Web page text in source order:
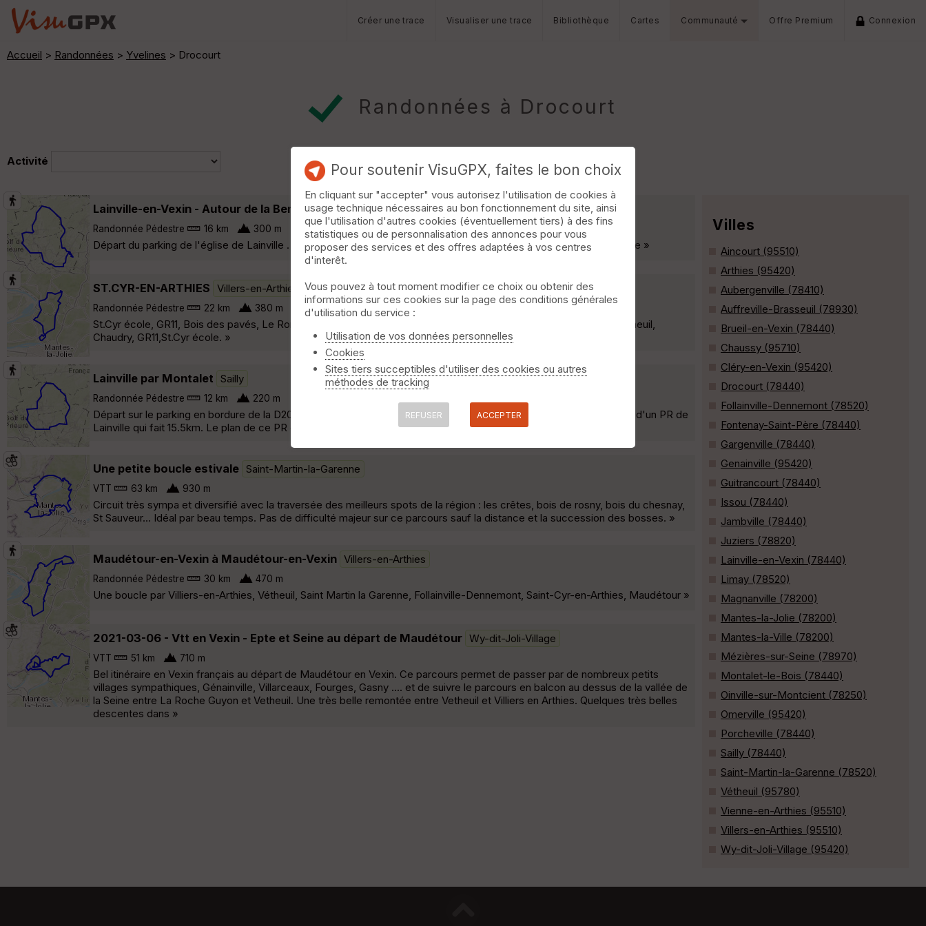
Créer une trace Visualiser une trace Bibliothèque Cartes Communauté Offre Premium Connexion
Accueil > Randonnées > Yvelines > Drocourt
Randonnées à Drocourt
Activité
Lainville-en-Vexin - Autour de la Bernon Sailly
Randonnée Pédestre 16 km 300 m
Départ du parking de l'église de Lainville . Randonnée de 16 km en en boucle en passant par le château de Jambville »
ST.CYR-EN-ARTHIES Villers-en-Arthies
Randonnée Pédestre 22 km 380 m
St.Cyr école, GR11, Bois des pavés, Le Rond-Point, GR2, Follainville, Bois Des Hauts de Dennemont,Follainville, Vétheuil,
Chaudry, GR11,St.Cyr école. »
Lainville par Montalet Sailly
Randonnée Pédestre 12 km 220 m
Départ sur le parking en bordure de la D205, en face de l'école primaire. Ce circuit est une version courte (11.6km) d'un PR de
Lainville qui fait 15.5km. Le plan de ce PR est affiché sur le parking de départ »
Une petite boucle estivale Saint-Martin-la-Garenne
VTT 63 km 930 m
Circuit très sympa et diversifié avec la traversée des meilleurs spots de la région : les crêtes, bois de rosny, bois du chesnay,
St Sauveur... Idéal par beau temps. Pas de difficulté majeur sur ce parcours sauf la distance et la succession des bosses. »
Maudétour-en-Vexin à Maudétour-en-Vexin Villers-en-Arthies
Randonnée Pédestre 30 km 470 m
Une boucle par Villiers-en-Arthies, Vétheuil, Saint Martin la Garenne, Follainville-Dennemont, Saint-Cyr-en-Arthies, Maudétour »
2021-03-06 - Vtt en Vexin - Epte et Seine au départ de Maudétour Wy-dit-Joli-Village
VTT 51 km 710 m
Bel itinéraire en Vexin français au départ de Maudétour en Vexin. Ce parcours permet de passer par de nombreux petits
villages sympathiques, Génainville, Villarceaux, Fourges, Gasny .... et de suivre le parcours en balcon au dessus de la vallée de
la Seine entre La Roche Guyon et Vetheuil. Une très belle remontée entre Vetheuil et Villiers en Arthies. Quelques très belles
descentes dans »
Villes
Aincourt (95510)
Arthies (95420)
Aubergenville (78410)
Auffreville-Brasseuil (78930)
Brueil-en-Vexin (78440)
Chaussy (95710)
Cléry-en-Vexin (95420)
Drocourt (78440)
Follainville-Dennemont (78520)
Fontenay-Saint-Père (78440)
Gargenville (78440)
Genainville (95420)
Guitrancourt (78440)
Issou (78440)
Jambville (78440)
Juziers (78820)
Lainville-en-Vexin (78440)
Limay (78520)
Magnanville (78200)
Mantes-la-Jolie (78200)
Mantes-la-Ville (78200)
Mézières-sur-Seine (78970)
Montalet-le-Bois (78440)
Oinville-sur-Montcient (78250)
Omerville (95420)
Porcheville (78440)
Sailly (78440)
Saint-Martin-la-Garenne (78520)
Vétheuil (95780)
Vienne-en-Arthies (95510)
Villers-en-Arthies (95510)
Wy-dit-Joli-Village (95420)
Pour soutenir VisuGPX, faites le bon choix
En cliquant sur "accepter" vous autorisez l'utilisation de cookies à
usage technique nécessaires au bon fonctionnement du site, ainsi
que l'utilisation d'autres cookies (éventuellement tiers) à des fins
statistiques ou de personnalisation des annonces pour vous
proposer des services et des offres adaptées à vos centres
d'interêt.
Vous pouvez à tout moment modifier ce choix ou obtenir des
informations sur ces cookies sur la page des conditions générales
d'utilisation du service :
Utilisation de vos données personnelles
Cookies
Sites tiers succeptibles d'utiliser des cookies ou autres
méthodes de tracking
REFUSER ACCEPTER